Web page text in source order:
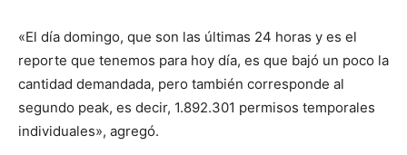
«El día domingo, que son las últimas 24 horas y es el
reporte que tenemos para hoy día, es que bajó un poco la
cantidad demandada, pero también corresponde al
segundo peak, es decir, 1.892.301 permisos temporales
individuales», agregó.